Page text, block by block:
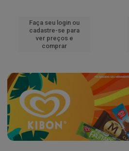
Faça seu login ou
cadastre-se para
ver preços e
comprar